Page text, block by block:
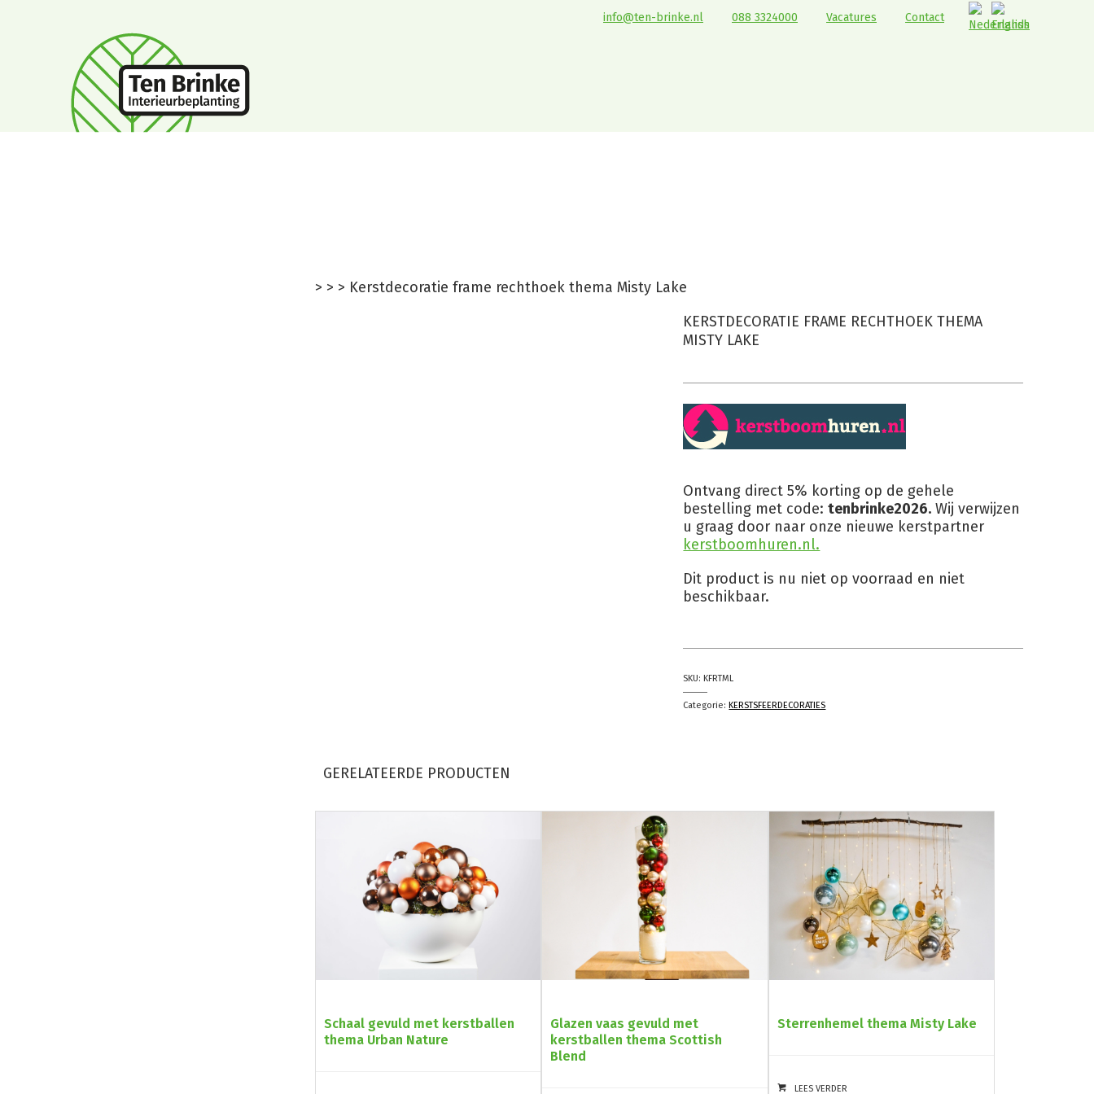
Contact
Vacatures
088 3324000
info@ten-brinke.nl
> > > Kerstdecoratie frame rechthoek thema Misty Lake
KERSTDECORATIE FRAME RECHTHOEK THEMA
MISTY LAKE
Ontvang direct 5% korting op de gehele
bestelling met code:tenbrinke2026. Wij verwijzen
u graag door naar onze nieuwe kerstpartner
kerstboomhuren.nl.
Dit product is nu niet op voorraad en niet
beschikbaar.
SKU:KFRTML
Categorie:KERSTSFEERDECORATIES
GERELATEERDE PRODUCTEN
Schaal gevuld met kerstballen
thema Urban Nature
Glazen vaas gevuld met
kerstballen thema Scottish
Blend
Sterrenhemel thema Misty Lake
LEES VERDER